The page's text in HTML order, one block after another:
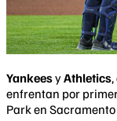
YankeesyAthletics
enfrentan por
Park en